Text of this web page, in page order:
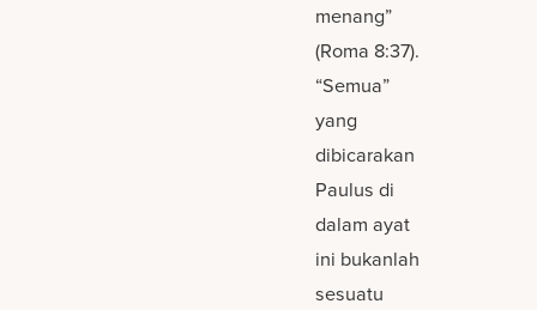
menang”
(Roma 8:37).
“Semua”
yang
dibicarakan
Paulus di
dalam ayat
ini bukanlah
sesuatu